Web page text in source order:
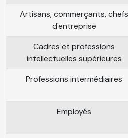
Artisans, commerçants, chefs
d'entreprise
Cadres et professions
intellectuelles supérieures
Professions intermédiaires
Employés